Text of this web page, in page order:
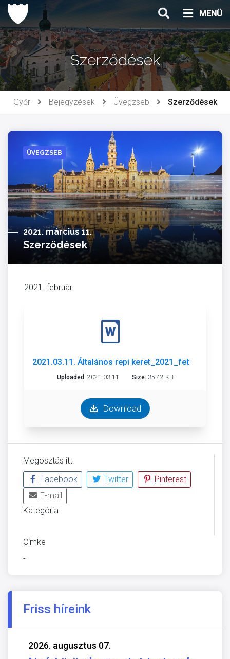
Ugrás
tartalomhoz
MENÜ
Szerződések
Győr Bejegyzések Üvegzseb Szerződések
ÜVEGZSEB
2021. március 11.
Szerződések
2021. február
2021.03.11. Általános repi keret_2021_február.docx
Uploaded: 2021.03.11 Size: 35.42 KB
Download
Megosztás itt:
Facebook
Twitter
Pinterest
E-mail
Kategória
Címke
-
Friss híreink
2026. augusztus 07.